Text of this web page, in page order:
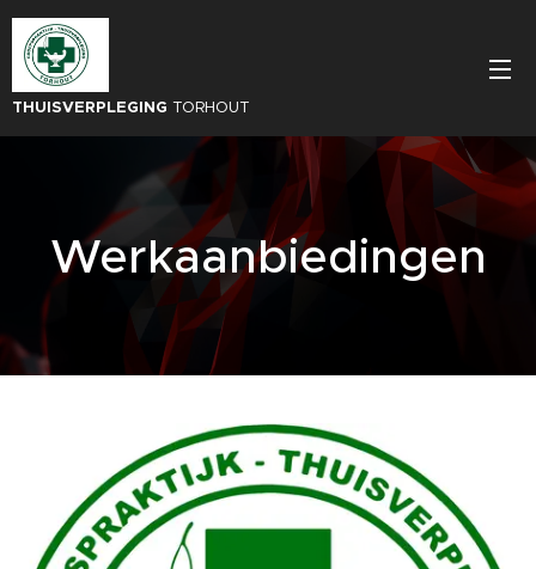
THUISVERPLEGING TORHOUT
Werkaanbiedingen